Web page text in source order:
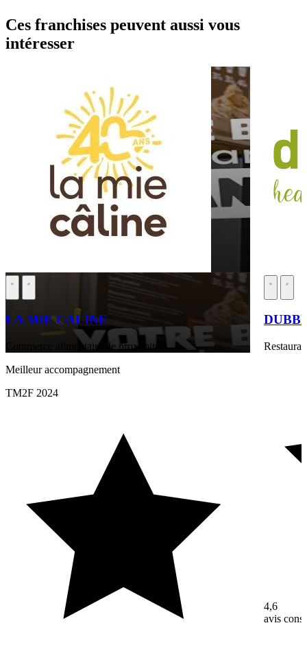
Ces franchises peuvent aussi vous
intéresser
LA MIE CALINE
Commerce alimentaire de proximité
Meilleur accompagnement
TM2F 2024
4,6
avis